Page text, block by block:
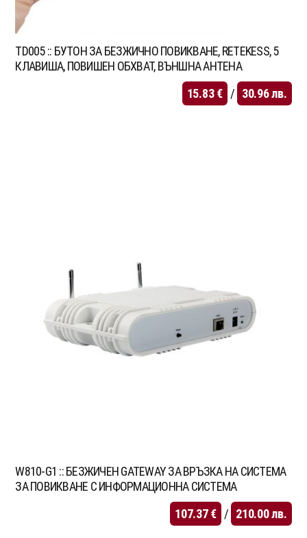
TD005 :: БУТОН ЗА БЕЗЖИЧНО ПОВИКВАНЕ, RETEKESS, 5
КЛАВИША, ПОВИШЕН ОБХВАТ, ВЪНШНА АНТЕНА
15.83€ / 30.96лв.
W810-G1 :: БЕЗЖИЧЕН GATEWAY ЗА ВРЪЗКА НА СИСТЕМА
ЗА ПОВИКВАНЕ С ИНФОРМАЦИОННА СИСТЕМА
107.37€ / 210.00лв.